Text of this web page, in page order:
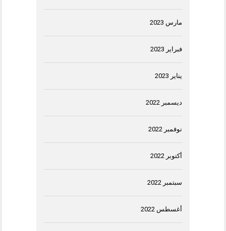
مارس 2023
فبراير 2023
يناير 2023
ديسمبر 2022
نوفمبر 2022
أكتوبر 2022
سبتمبر 2022
أغسطس 2022